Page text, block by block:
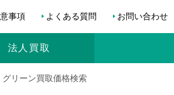
事項 よくある質問 お問い合わせ
法人買取
リーン買取価格検索